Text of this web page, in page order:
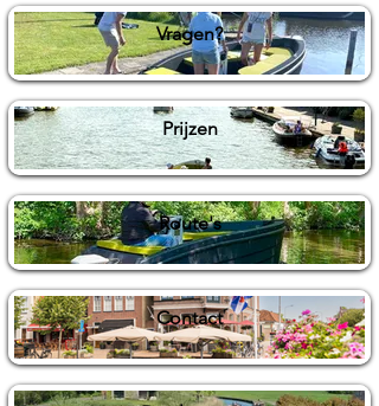
Vragen?
Prijzen
Route's
Contact